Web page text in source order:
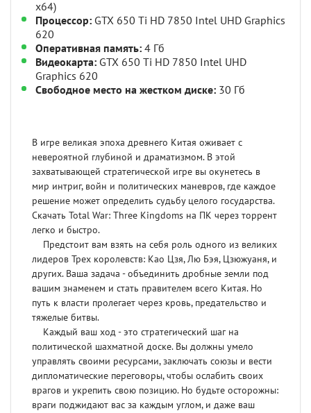
x64)
Процессор: GTX 650 Ti HD 7850 Intel UHD Graphics
620
Оперативная память: 4 Гб
Видеокарта: GTX 650 Ti HD 7850 Intel UHD
Graphics 620
Свободное место на жестком диске: 30 Гб
В игре великая эпоха древнего Китая оживает с
невероятной глубиной и драматизмом. В этой
захватывающей стратегической игре вы окунетесь в
мир интриг, войн и политических маневров, где каждое
решение может определить судьбу целого государства.
Скачать Total War: Three Kingdoms на ПК через торрент
легко и быстро.
Предстоит вам взять на себя роль одного из великих
лидеров Трех королевств: Као Цзя, Лю Бэя, Цзюжуаня, и
других. Ваша задача - объединить дробные земли под
вашим знаменем и стать правителем всего Китая. Но
путь к власти пролегает через кровь, предательство и
тяжелые битвы.
Каждый ваш ход - это стратегический шаг на
политической шахматной доске. Вы должны умело
управлять своими ресурсами, заключать союзы и вести
дипломатические переговоры, чтобы ослабить своих
врагов и укрепить свою позицию. Но будьте осторожны:
враги поджидают вас за каждым углом, и даже ваш